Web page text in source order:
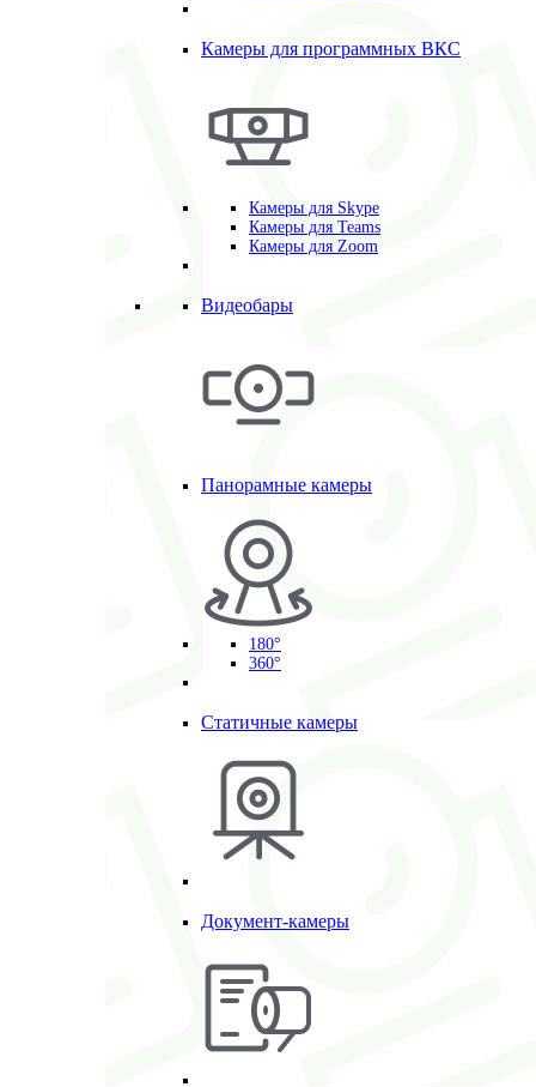
Камеры для программных ВКС
Камеры для Skype
Камеры для Teams
Камеры для Zoom
Видеобары
Панорамные камеры
180°
360°
Статичные камеры
Документ-камеры